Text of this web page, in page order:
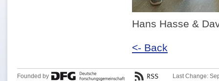
Hans Hasse &
<- Back
Founded by Last Change: